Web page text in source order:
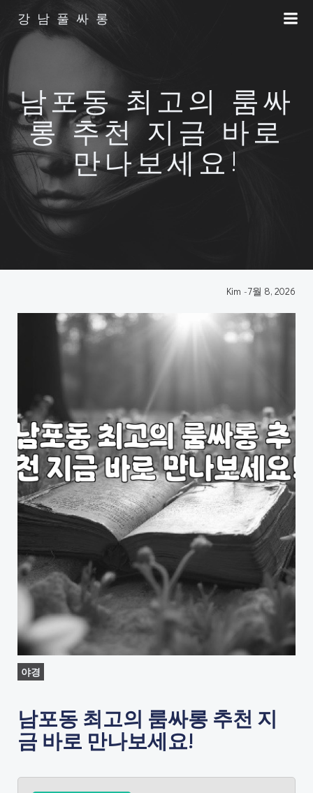
강남풀싸롱
남포동 최고의 룸싸
롱 추천 지금 바로
만나보세요!
Kim -7월 8, 2026
야경
남포동 최고의 룸싸롱 추천 지
금 바로 만나보세요!